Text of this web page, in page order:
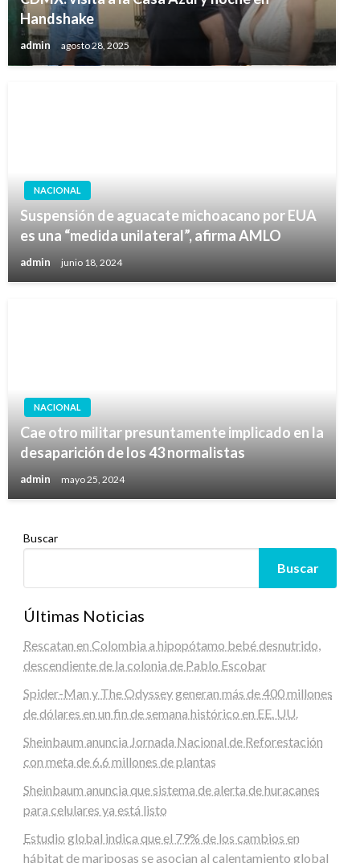
Handshake
admin agosto 28, 2025
NACIONAL
Suspensión de aguacate michoacano por EUA
es una “medida unilateral”, afirma AMLO
admin junio 18, 2024
NACIONAL
Cae otro militar presuntamente implicado en la
desaparición de los 43 normalistas
admin mayo 25, 2024
Buscar
Buscar
Últimas Noticias
Rescatan en Colombia a hipopótamo bebé desnutrido,
descendiente de la colonia de Pablo Escobar
Spider-Man y The Odyssey generan más de 400 millones
de dólares en un fin de semana histórico en EE. UU.
Sheinbaum anuncia Jornada Nacional de Reforestación
con meta de 6.6 millones de plantas
Sheinbaum anuncia que sistema de alerta de huracanes
para celulares ya está listo
Estudio global indica que el 79% de los cambios en
hábitat de mariposas se asocian al calentamiento global